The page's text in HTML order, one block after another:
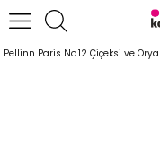
Anasayfa Body
Pellinn Paris No.12 Çiçeksi ve